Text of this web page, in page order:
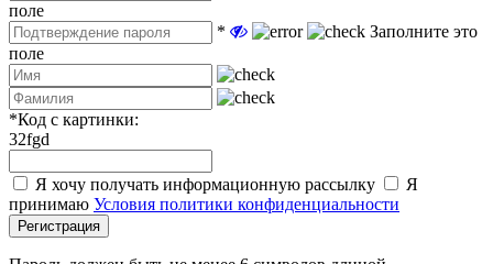
поле
*
Заполните это
поле
*Код с картинки:
32fgd
Я хочу получать информационную рассылку
Я
принимаю Условия политики конфиденциальности
Регистрация